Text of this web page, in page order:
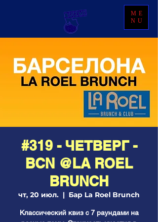
ME
NU
#319 - ЧЕТВЕРГ -
BCN @LA ROEL
BRUNCH
чт, 20 июл.
  |
Бар La Roel Brunch
Классический квиз с 7 раундами на